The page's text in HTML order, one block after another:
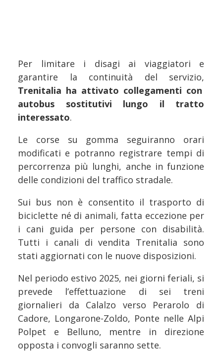
Per limitare i disagi ai viaggiatori e
garantire la continuità del servizio,
Trenitalia ha attivato collegamenti con
autobus sostitutivi lungo il tratto
interessato.
Le corse su gomma seguiranno orari
modificati e potranno registrare tempi di
percorrenza più lunghi, anche in funzione
delle condizioni del traffico stradale.
Sui bus non è consentito il trasporto di
biciclette né di animali, fatta eccezione per
i cani guida per persone con disabilità.
Tutti i canali di vendita Trenitalia sono
stati aggiornati con le nuove disposizioni.
Nel periodo estivo 2025, nei giorni feriali, si
prevede l’effettuazione di sei treni
giornalieri da Calalzo verso Perarolo di
Cadore, Longarone-Zoldo, Ponte nelle Alpi
Polpet e Belluno, mentre in direzione
opposta i convogli saranno sette.